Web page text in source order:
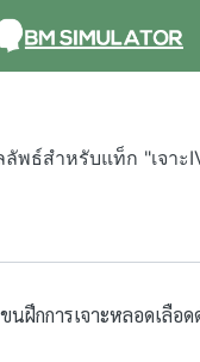
ลัพธ์สำหรับแท็ก "เจาะ
ฝึกการเจาะหลอดเลือด